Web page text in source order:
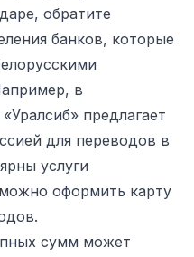
обратите
банков, которые
в
предлагает
для переводов в
услуги
оформить карту
сумм может